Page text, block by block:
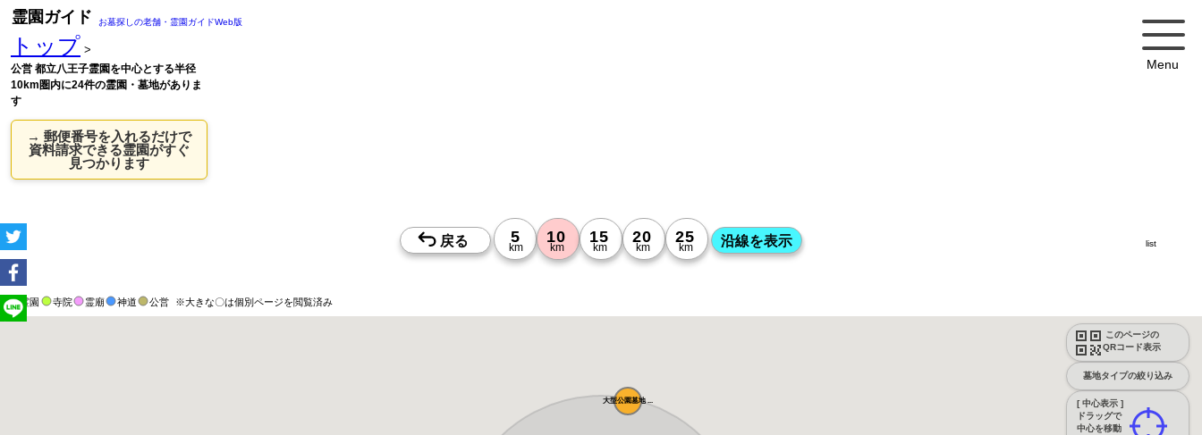
Menu
霊園ガイド お墓探しの老舗・霊園ガイドWeb版
トップ >
公営 都立八王子霊園を中心とする半径
10km圏内に24件の霊園・墓地がありま
す
→ 郵便番号を入れるだけで
資料請求できる霊園がすぐ
見つかります
霊園 寺院 霊廟 神道 公営 ※大きな〇は個別ページを閲覧済み
このページの
QRコード表示
墓地タイプの絞り込み
[ 中心表示 ]
ドラッグで
中心を移動
list
大型公園墓地 ...